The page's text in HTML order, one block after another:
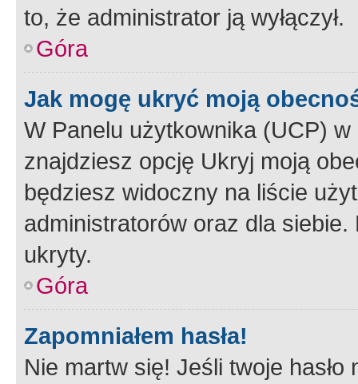
to, że administrator ją wyłączył.
Góra
Jak mogę ukryć moją
W Panelu użytkownika (UCP) w
znajdziesz opcję Ukryj moją
będziesz widoczny na liście
administratorów oraz dla
ukryty.
Góra
Zapomniałem hasła!
Nie martw się! Jeśli twoje